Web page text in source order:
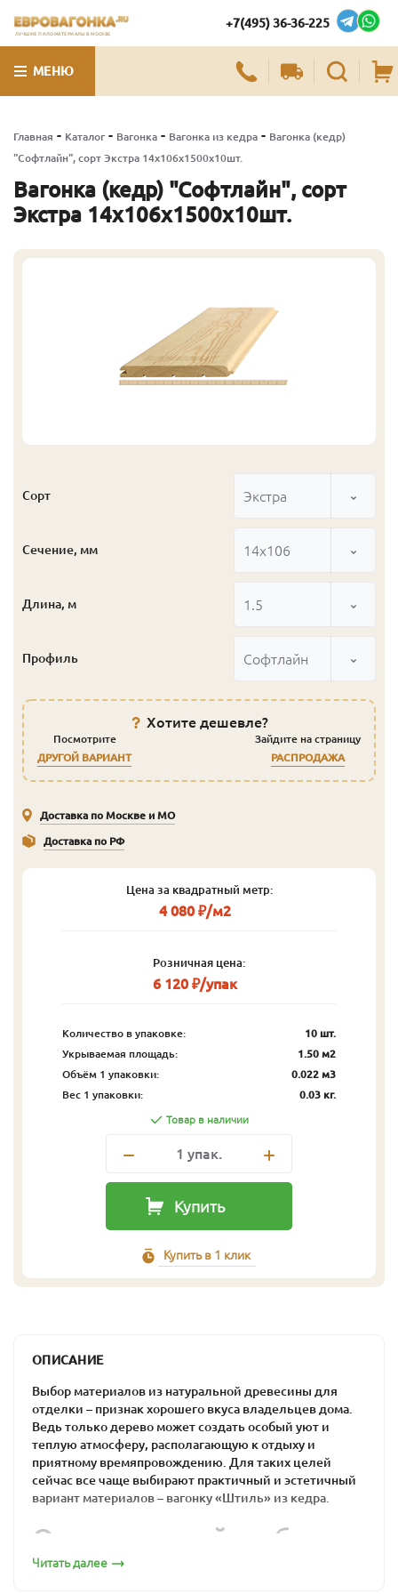
ЛУЧШИЕ ПИЛОМАТЕРИАЛЫ В МОСКВЕ
+7(495) 36-36-225
МЕНЮ
Главная - Каталог - Вагонка - Вагонка из кедра - Вагонка (кедр)
"Софтлайн", сорт Экстра 14х106х1500х10шт.
Вагонка (кедр) "Софтлайн", сорт
Экстра 14х106х1500х10шт.
Сорт Экстра
Сечение, мм 14x106
Длина, м 1.5
Профиль Софтлайн
Хотите дешевле?
Посмотрите
ДРУГОЙ ВАРИАНТ
Зайдите на страницу
РАСПРОДАЖА
Доставка по Москве и МО
Доставка по РФ
Цена за квадратный метр:
4 080 ₽/м2
Розничная цена:
6 120 ₽/упак
Количество в упаковке:
10 шт.
Укрываемая площадь:
1.50 м2
Объём 1 упаковки:
0.022 м3
Вес 1 упаковки:
0.03 кг.
Товар в наличии
1 упак.
Купить
Купить в 1 клик
ОПИСАНИЕ
Выбор материалов из натуральной древесины для
отделки – признак хорошего вкуса владельцев дома.
Ведь только дерево может создать особый уют и
теплую атмосферу, располагающую к отдыху и
приятному времяпровождению. Для таких целей
сейчас все чаще выбирают практичный и эстетичный
вариант материалов – вагонку «Штиль» из кедра.
Оптимальный выбор
для загородного дома
Читать далее